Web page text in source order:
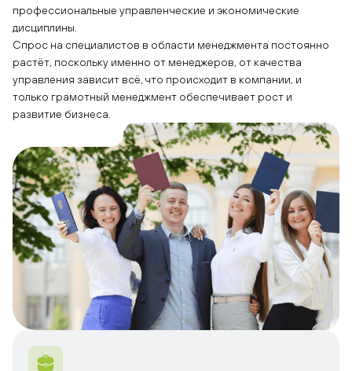
профессиональные управленческие и экономические
дисциплины.
Спрос на специалистов в области менеджмента постоянно
растёт, поскольку именно от менеджеров, от качества
управления зависит всё, что происходит в компании, и
только грамотный менеджмент обеспечивает рост и
развитие бизнеса.